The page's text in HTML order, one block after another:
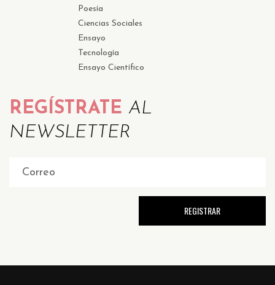
Poesía
Ciencias Sociales
Ensayo
Tecnología
Ensayo Científico
REGÍSTRATE AL
NEWSLETTER